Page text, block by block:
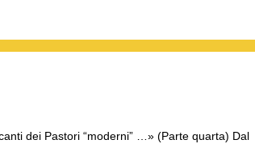
dei Pastori “moderni” …» (Parte quarta) Dal